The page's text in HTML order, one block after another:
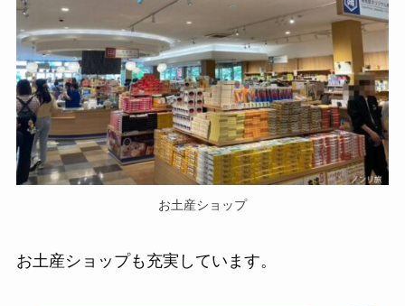
お土産ショップ
お土産ショップも充実しています。